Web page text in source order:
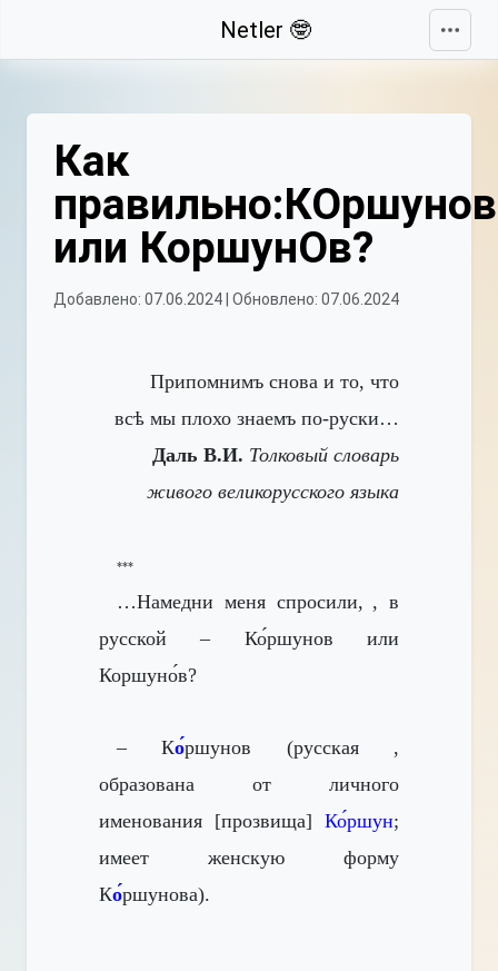
Netler 🤓
Как
правильно:КОршунов
или КоршунОв?
Добавлено: 07.06.2024 | Обновлено: 07.06.2024
Припомнимъ снова и то, что
всѣ мы плохо знаемъ по-руски…
Даль В.И. Толковый словарь
живого великорусского языка
***
…Намедни меня спросили, , в
русской – Ко́ршунов или
Коршуно́в?
– Ко́ршунов (русская ,
образована от личного
именования [прозвища] Ко́ршун;
имеет женскую форму
Ко́ршунова).